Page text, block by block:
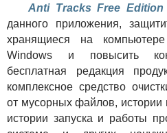
Anti Tracks Free Edition
данного приложения,
хранящиеся на
Windows и повысить
бесплатная редакция
комплексное средство
от мусорных файлов, истории
истории запуска и работы